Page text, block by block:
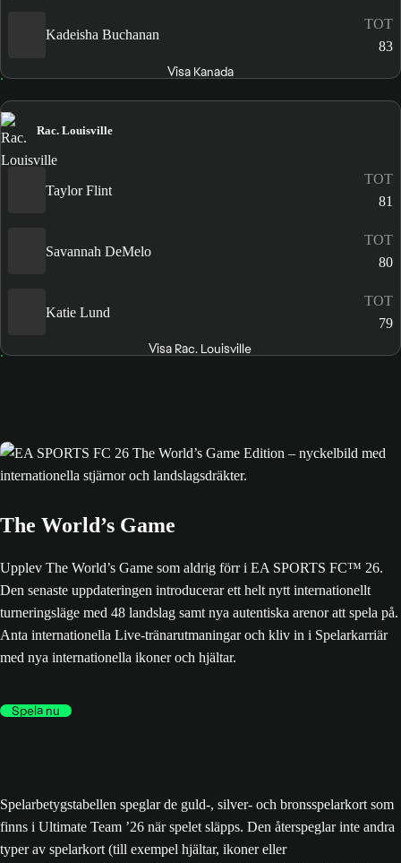
Kadeisha Buchanan
TOT
83
Visa Kanada
Rac. Louisville
Taylor Flint
TOT
81
Savannah DeMelo
TOT
80
Katie Lund
TOT
79
Visa Rac. Louisville
The World’s Game
Upplev The World’s Game som aldrig förr i EA SPORTS FC™ 26.
Den senaste uppdateringen introducerar ett helt nytt internationellt
turneringsläge med 48 landslag samt nya autentiska arenor att spela på.
Anta internationella Live-tränarutmaningar och kliv in i Spelarkarriär
med nya internationella ikoner och hjältar.
Spela nu
Spelarbetygstabellen speglar de guld-, silver- och bronsspelarkort som
finns i Ultimate Team ’26 när spelet släpps. Den återspeglar inte andra
typer av spelarkort (till exempel hjältar, ikoner eller